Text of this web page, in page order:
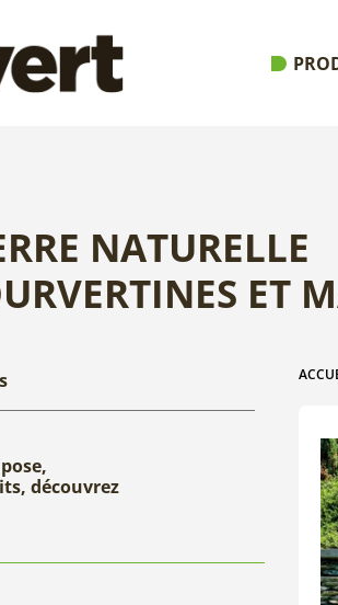
NATURELLE
ET
découvrez